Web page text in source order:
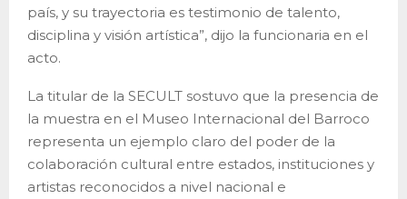
país, y su trayectoria es testimonio de talento,
disciplina y visión artística”, dijo la funcionaria en el
acto.
La titular de la SECULT sostuvo que la presencia de
la muestra en el Museo Internacional del Barroco
representa un ejemplo claro del poder de la
colaboración cultural entre estados, instituciones y
artistas reconocidos a nivel nacional e